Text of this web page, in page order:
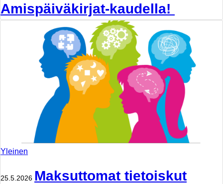
Amispäiväkirjat-kaudella!
Yleinen
25.5.2026 Maksuttomat tietoiskut